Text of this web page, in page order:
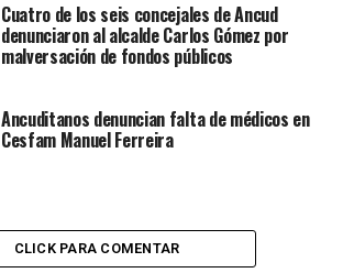
Cuatro de los seis concejales de Ancud
denunciaron al alcalde Carlos Gómez por
malversación de fondos públicos
Ancuditanos denuncian falta de médicos en
Cesfam Manuel Ferreira
CLICK PARA COMENTAR